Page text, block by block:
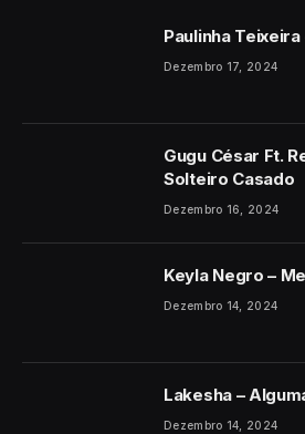
Paulinha
Dezembro 17, 2024
Gugu César Ft.
Solteiro Casado
Dezembro 16, 2024
Keyla Negro –
Dezembro 14, 2024
Lakesha –
Dezembro 14, 2024